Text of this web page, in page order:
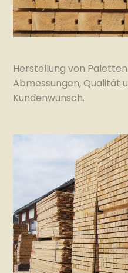
Herstellung von
Abmessungen, Qualität
Kundenwunsch.